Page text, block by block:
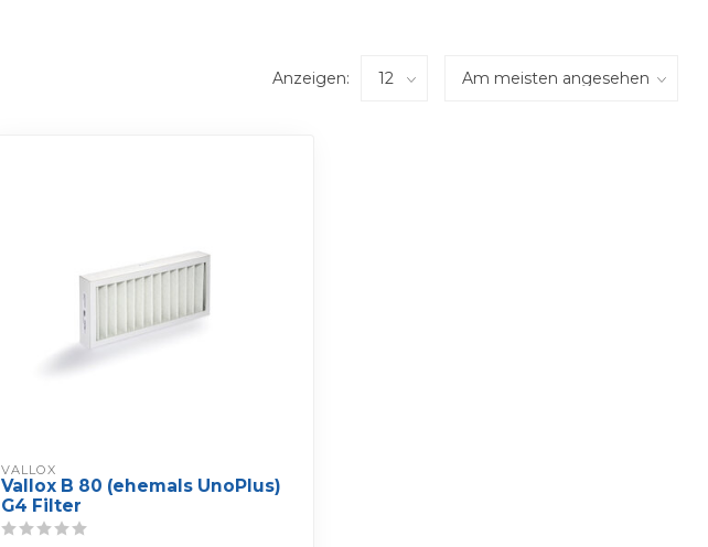
Anzeigen:
VALLOX
Vallox B 80 (ehemals UnoPlus)
G4 Filter